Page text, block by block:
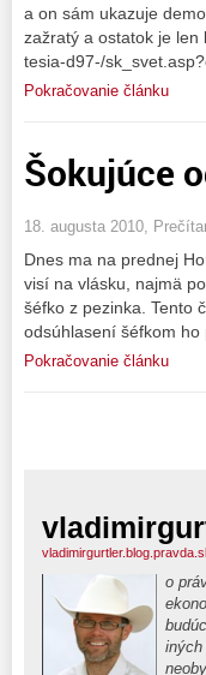
a on sám ukazuje
zažratý a ostatok je len
tesia-d97-/
Pokračovanie článku
Šokujúce
18. augusta 2010,
Dnes ma na prednej
visí na vlásku, najmä
šéfko z pezinka. Tento
odsúhlasení šéfkom
Pokračovanie článku
o
iných